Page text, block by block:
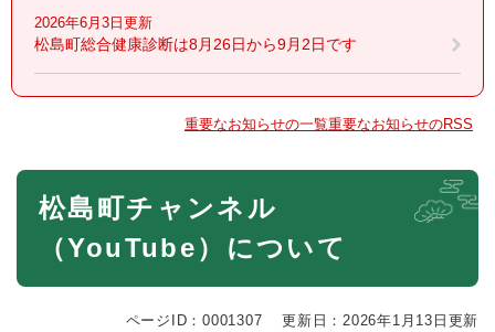
2026年6月3日更新
松島町総合健康診断は8月26日から9月2日です
重要なお知らせの一覧重要なお知らせのRSS
本
松島町チャンネル
（YouTube）について
ページID：0001307 更新日：2026年1月13日更新